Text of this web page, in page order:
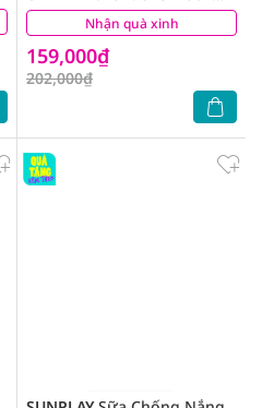
Nhận quà xinh
PA++++ 50g
159,000₫
202,000₫
(9)